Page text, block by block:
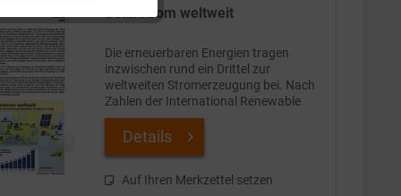
Solarstrom weltweit
Die erneuerbaren Energien tragen
inzwischen rund ein Drittel zur
weltweiten Stromerzeugung bei. Nach
Zahlen der International Renewable
Energy Agency (IRENA) generierten sie
2023 rund 9,0 Mio Gigawattstunden
Details
Auf Ihren Merkzettel setzen
Inaktiv
Inaktiv